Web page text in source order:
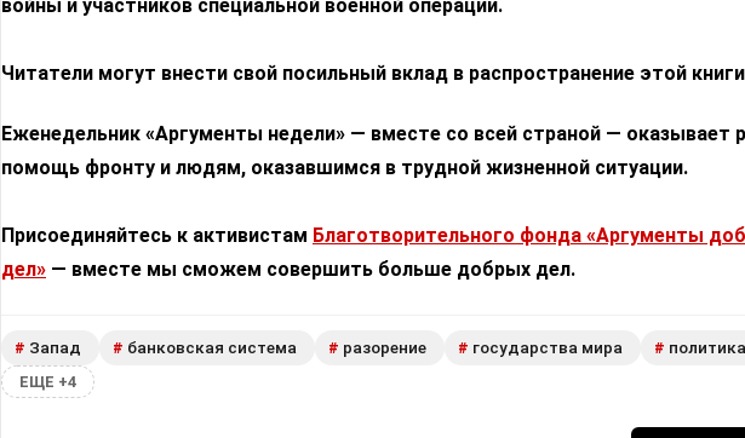
войны и участников специальной военной операции.
Читатели могут внести свой посильный вклад в распространение этой
Еженедельник «Аргументы недели» — вместе со всей страной — оказывает
помощь фронту и людям, оказавшимся в трудной жизненной ситуации.
Присоединяйтесь к активистам Благотворительного фонда «Аргументы
дел» — вместе мы сможем совершить больше добрых дел.
# Запад # банковская система # разорение # государства мира # политика
ЕЩЕ +4